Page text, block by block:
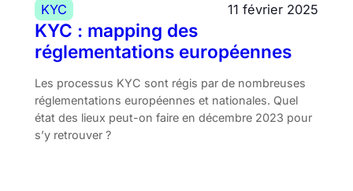
KYC 11 février 2025
KYC : mapping des
réglementations européennes
Les processus KYC sont régis par de nombreuses
réglementations européennes et nationales. Quel
état des lieux peut-on faire en décembre 2023 pour
s’y retrouver ?